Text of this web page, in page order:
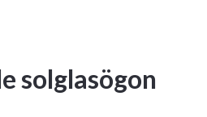
solglasögon